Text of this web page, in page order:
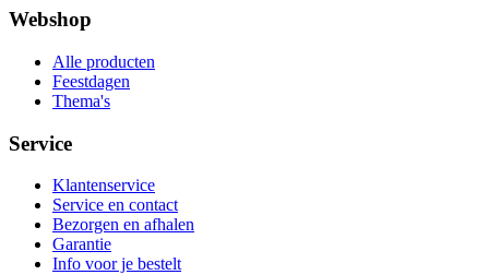
Webshop
Alle producten
Feestdagen
Thema's
Service
Klantenservice
Service en contact
Bezorgen en afhalen
Garantie
Info voor je bestelt